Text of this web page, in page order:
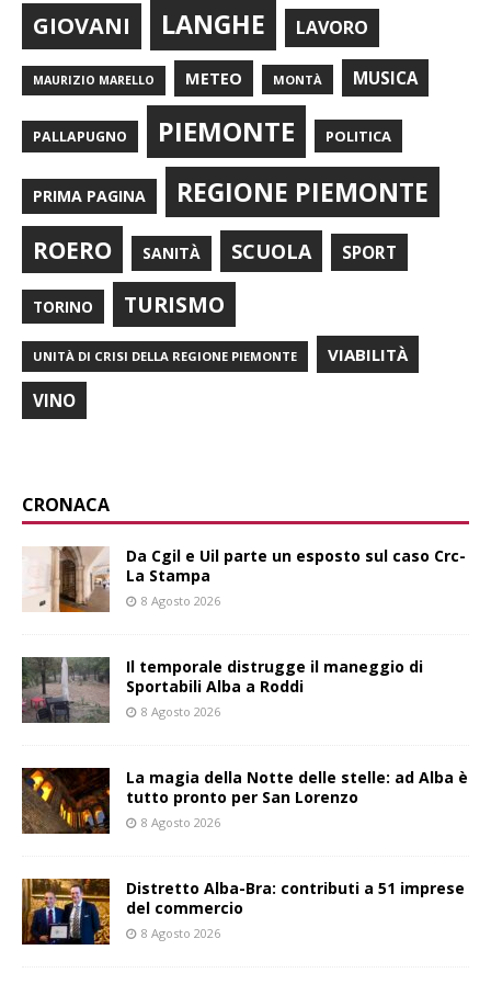
GIOVANI LANGHE LAVORO
MAURIZIO MARELLO METEO MONTÀ MUSICA
PALLAPUGNO PIEMONTE POLITICA
PRIMA PAGINA REGIONE PIEMONTE
ROERO SANITÀ SCUOLA SPORT
TORINO TURISMO
UNITÀ DI CRISI DELLA REGIONE PIEMONTE VIABILITÀ
VINO
CRONACA
Da Cgil e Uil parte un esposto sul caso Crc-
La Stampa
8 Agosto 2026
Il temporale distrugge il maneggio di
Sportabili Alba a Roddi
8 Agosto 2026
La magia della Notte delle stelle: ad Alba è
tutto pronto per San Lorenzo
8 Agosto 2026
Distretto Alba-Bra: contributi a 51 imprese
del commercio
8 Agosto 2026